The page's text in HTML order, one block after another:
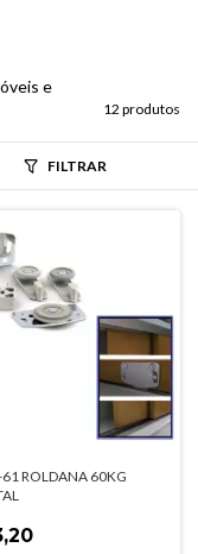
e
12 produtos
FILTRAR
ROLDANA 60KG